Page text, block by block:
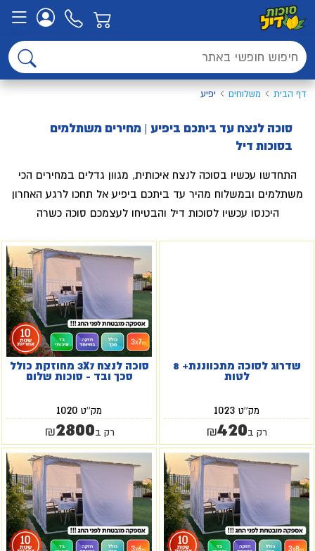
דף הבית משלוחים יפיע
סוכה לנצח עד ביתכם ביפיע | מחירים משתלמים
בסוכות דיל
התחדשו עכשיו בסוכה לנצח איכותית, מגוון גדלים במחירים הכי
משתלמים ובמשלוח מהיר עד ביתכם ביפיע אל תחכו לרגע האחרון
היכנסו עכשיו לסוכות דיל והבטיחו לעצמכם סוכה כשרה
שדרוג לסוכה מתכווננת+ 8
לטות
מק''ט 1023
רק ב ₪420
סוכה לנצח 3X7 מחוזקת כולל
סכך ובד - סוכות שלום
מק''ט 1020
רק ב ₪2800